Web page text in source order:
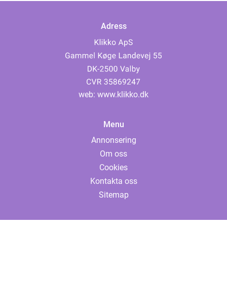
Adress
web: www.klikko.dk
Menu
Annonsering
Om oss
Cookies
Kontakta oss
Sitemap